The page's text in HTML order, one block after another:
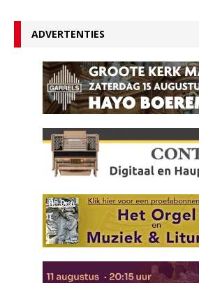
ADVERTENTIES